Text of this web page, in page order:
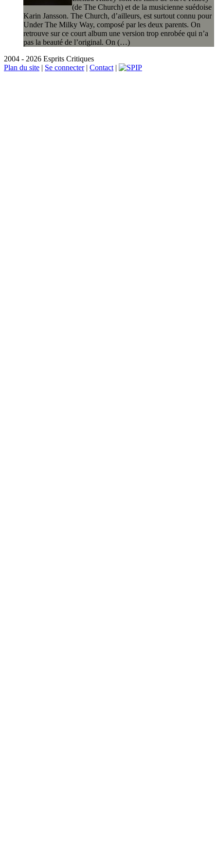
(de The Church) et de la musicienne suédoise
Karin Jansson. The Church, d’ailleurs, est surtout connu pour
Under The Milky Way, composé par les deux parents. On
retrouve sur ce court album une version trop enrobée qui n’a
pas la beauté de l’original. On (…)
2004 - 2026 Esprits Critiques
Plan du site | Se connecter| Contact |